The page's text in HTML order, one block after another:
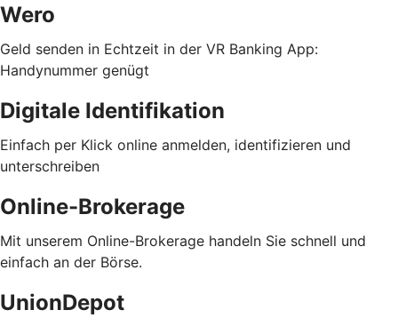
Wero
Geld senden in Echtzeit in der VR Banking App:
Handynummer genügt
Digitale Identifikation
Einfach per Klick online anmelden, identifizieren und
unterschreiben
Online-Brokerage
Mit unserem Online-Brokerage handeln Sie schnell und
einfach an der Börse.
UnionDepot